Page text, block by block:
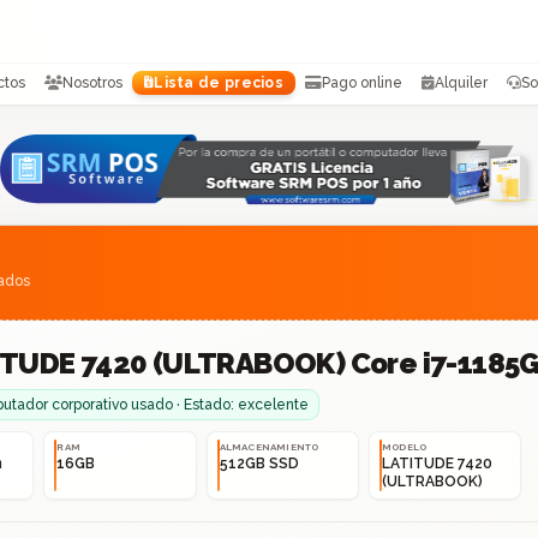
Nosotros Lista de precios Pago online Alquiler
7420 (ULTRABOOK) Core i7-
corporativo usado · Estado: excelente
RAM
16GB
ALMACENAMIENTO
512GB SSD
MODELO
LATITUDE 7420
(ULTRABOOK)